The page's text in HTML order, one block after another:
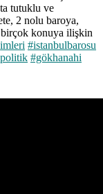
tutuklu ve
2 nolu baroya,
konuya ilişkin
#istanbulbarosu
#gökhanahi